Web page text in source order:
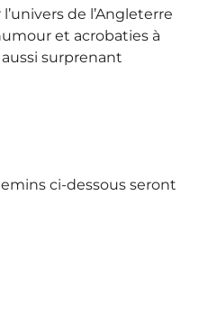
de l’Angleterre
et acrobaties à
surprenant
ci-dessous seront